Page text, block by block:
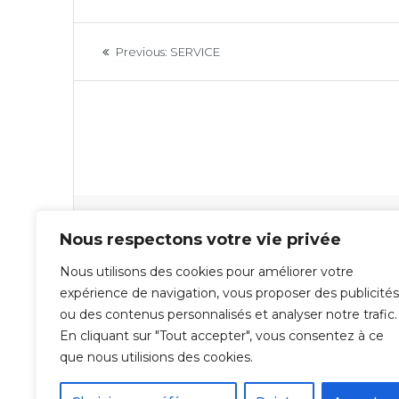
Nous respectons votre vie privée
Nous utilisons des cookies pour améliorer votre
expérience de navigation, vous proposer des publicités
ou des contenus personnalisés et analyser notre trafic.
En cliquant sur "Tout accepter", vous consentez à ce
que nous utilisions des cookies.
Navigation
de
Previous: Previous
SERVICE
Laisser un commentaire
vous connecter pour publier un